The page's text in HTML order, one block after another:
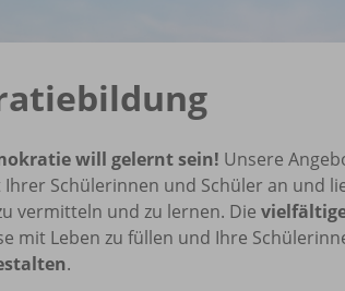
will gelernt sein! Unsere
Schülerinnen und Schüler an und
vermitteln und zu lernen. Die
mit Leben zu füllen und Ihre
.